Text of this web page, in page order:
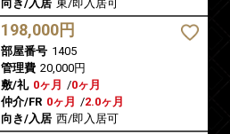
向き/入居 東/即入居可
198,000円
部屋番号 1405
管理費 20,000円
敷/礼 0ヶ月 /0ヶ月
仲介/FR 0ヶ月 /2.0ヶ月
向き/入居 西/即入居可